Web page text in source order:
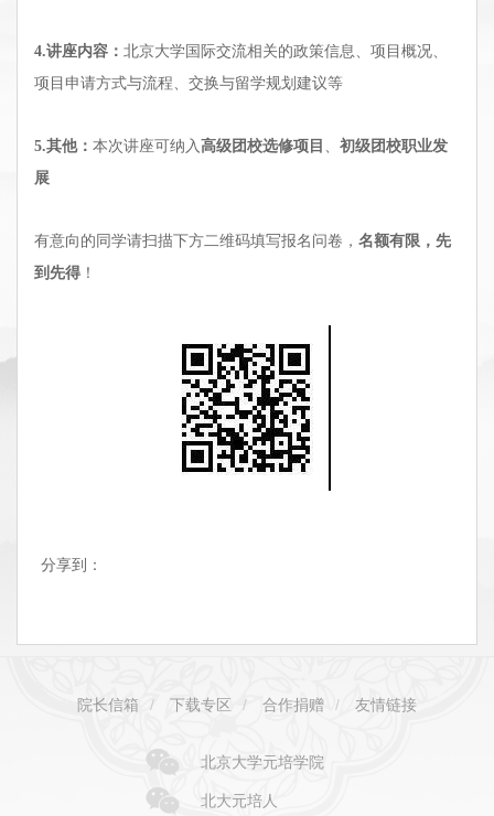
4.讲座内容： 北京大学国际交流相关的政策信息、项目概况、
项目申请方式与流程、交换与留学规划建议等
5.其他： 本次讲座可纳入 高级团校选修项目
初级团校职业发
展
有意向的同学请扫描下方二维码填写报名问卷， 名额有限，先
到先得 ！
分享到：
院长信箱 / 下载专区 / 合作捐赠 / 友情链接
北京大学元培学院
北大元培人